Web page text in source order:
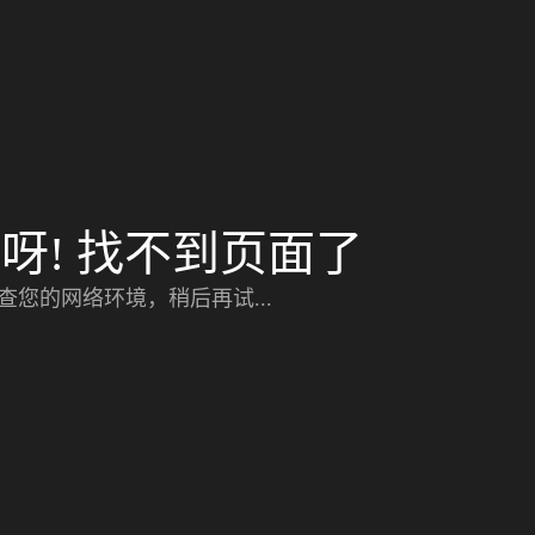
! 找不到页面了
您的网络环境，稍后再试...